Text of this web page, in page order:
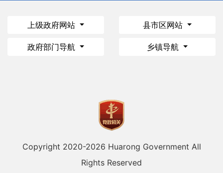
上级政府网站 县市区网站
政府部门导航 乡镇导航
Copyright 2020-2026 Huarong Government All
Rights Reserved